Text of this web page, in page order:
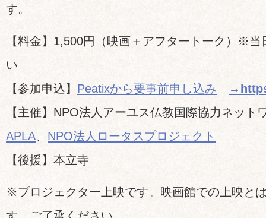
す。
【料金】1,500円（映画＋アフタートーク）※
い
【参加申込】 Peatixから要事前申し込み
【主催】NPO法人アーユス仏教国際協力ネット
APLA、 NPO法人ロータスプロジェクト
【後援】本立寺
※プロジェクター上映です。映画館での上映と